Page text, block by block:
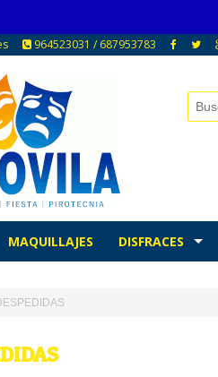
964523031 / 687953783
MAQUILLAJES DISFRACES